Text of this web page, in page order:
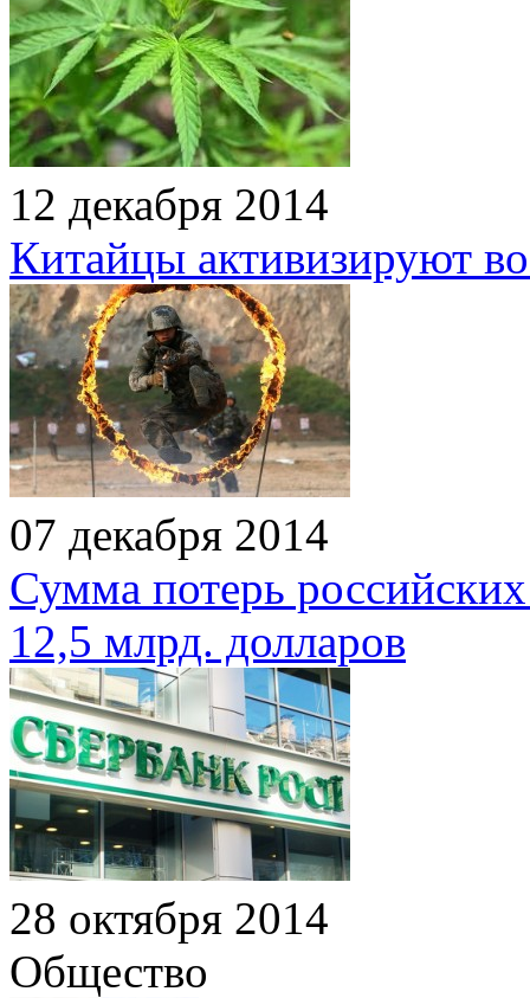
12 декабря 2014
Китайцы активизируют
07 декабря 2014
Сумма потерь
12,5 млрд. долларов
28 октября 2014
Общество